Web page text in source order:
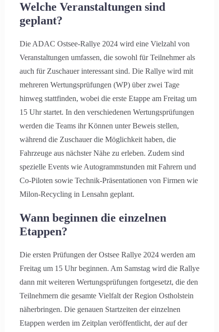
Welche Veranstaltungen sind
geplant?
Die ADAC Ostsee-Rallye 2024 wird eine Vielzahl von
Veranstaltungen umfassen, die sowohl für Teilnehmer als
auch für Zuschauer interessant sind. Die Rallye wird mit
mehreren Wertungsprüfungen (WP) über zwei Tage
hinweg stattfinden, wobei die erste Etappe am Freitag um
15 Uhr startet. In den verschiedenen Wertungsprüfungen
werden die Teams ihr Können unter Beweis stellen,
während die Zuschauer die Möglichkeit haben, die
Fahrzeuge aus nächster Nähe zu erleben. Zudem sind
spezielle Events wie Autogrammstunden mit Fahrern und
Co-Piloten sowie Technik-Präsentationen von Firmen wie
Milon-Recycling in Lensahn geplant.
Wann beginnen die einzelnen
Etappen?
Die ersten Prüfungen der Ostsee Rallye 2024 werden am
Freitag um 15 Uhr beginnen. Am Samstag wird die Rallye
dann mit weiteren Wertungsprüfungen fortgesetzt, die den
Teilnehmern die gesamte Vielfalt der Region Ostholstein
näherbringen. Die genauen Startzeiten der einzelnen
Etappen werden im Zeitplan veröffentlicht, der auf der